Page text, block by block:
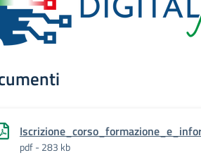
pdf - 283 kb